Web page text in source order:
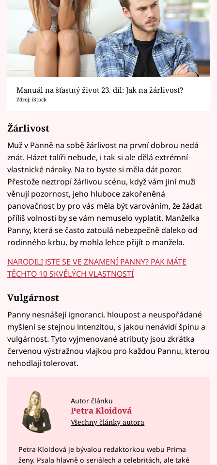
Manuál na šťastný život 23. díl: Jak na žárlivost?
Zdroj: iStock
Žárlivost
Muž v Panně na sobě žárlivost na první dobrou nedá
znát. Házet talíři nebude, i tak si ale dělá extrémní
vlastnické nároky. Na to byste si měla dát pozor.
Přestože neztropí žárlivou scénu, když vám jiní muži
věnují pozornost, jeho hluboce zakořeněná
panovačnost by pro vás měla být varováním, že žádat
příliš volnosti by se vám nemuselo vyplatit. Manželka
Panny, která se často zatoulá nebezpečně daleko od
rodinného krbu, by mohla lehce přijít o manžela.
NARODILI JSTE SE VE ZNAMENÍ PANNY? PAK MÁTE
TĚCHTO 10 SKVĚLÝCH VLASTNOSTÍ
Vulgárnost
Panny nesnášejí ignoranci, hloupost a neuspořádané
myšlení se stejnou intenzitou, s jakou nenávidí špínu a
vulgárnost. Tyto vyjmenované atributy jsou zkrátka
červenou výstražnou vlajkou pro každou Pannu, kterou
nehodlají tolerovat.
Autor článku
Petra Kloidová
Všechny články autora
Petra Kloidová je bývalou redaktorkou webu Prima
ženy. Psala hlavně o seriálech a celebritách, ale také